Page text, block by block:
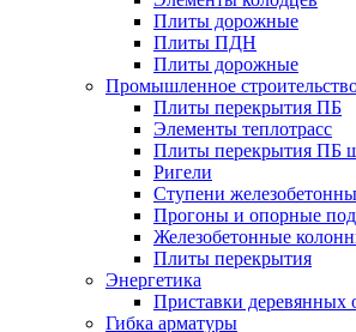
Плиты дорожные
Плиты ПДН
Плиты дорожные
Промышленное
Плиты перекрытия ПБ
Элементы теплотрасс
Плиты перекрытия ПБ
Ригели
Ступени
Прогоны и опорные
Железобетонные
Плиты перекрытия
Энергетика
Приставки
Гибка арматуры